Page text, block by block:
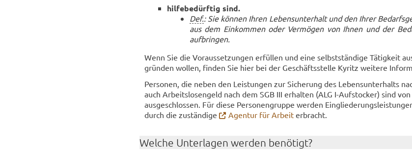
hil­fe­be­dürf­tig sind.
Def.: Sie kön­nen Ihren Le­bens­un­ter­halt und den Ihrer
aus dem Ein­kom­men oder Ver­mö­gen von Ihnen und der
auf­brin­gen.
Wenn Sie die Vor­aus­set­zun­gen er­fül­len und eine selbst­stän­di­ge Tä­tig­keit
grün­den wol­len, fin­den Sie hier bei der Ge­schäfts­stel­le Ky­ritz wei­te­re
Per­so­nen, die neben den Leis­tun­gen zur Si­che­rung des Le­bens­un­ter­halts
auch Ar­beits­lo­sen­geld nach dem SGB III er­hal­ten (ALG I-​Aufstocker) sind
aus­ge­schlos­sen. Für diese Per­so­nen­grup­pe wer­den
durch die zu­stän­di­ge
Agen­tur für Ar­beiter­bracht.
Wel­che Un­ter­la­gen wer­den be­nö­tigt?